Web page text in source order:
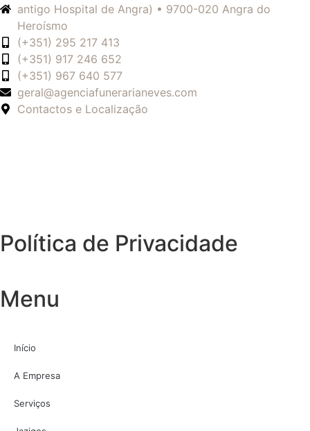
antigo Hospital de Angra) • 9700-020 Angra do
Heroísmo
(+351) 295 217 413
(+351) 917 246 652
(+351) 967 640 577
geral@agenciafunerarianeves.com
Contactos e Localização
Política de Privacidade
Menu
Início
A Empresa
Serviços